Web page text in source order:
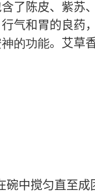
了陈皮、紫苏
气和胃的良药，
的功能。艾草
碗中搅匀直至成